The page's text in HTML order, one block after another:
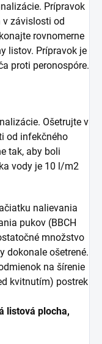
Prípravok
závislosti od
rovnomerne
listov. Prípravok je
proti peronospóre.
Ošetrujte v
od infekčného
tak, aby boli
vody je 10 l/m2
nalievania
pukov (BBCH
množstvo
dokonale ošetrené.
na šírenie
kvitnutím) postrek
listová plocha,